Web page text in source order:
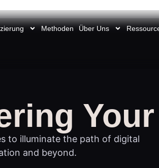
Methoden Über Uns
to illuminate the path of digital
and beyond.